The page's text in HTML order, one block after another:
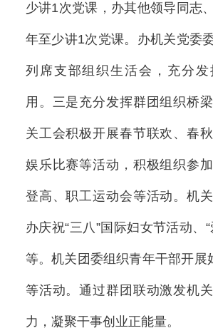
少讲1次党课，办其他领导同志
年至少讲1次党课。办机关党委
列席支部组织生活会，充分
用。三是充分发挥群团组织桥
关工会积极开展春节联欢、春
娱乐比赛等活动，积极组织参
登高、职工运动会等活动。机
办庆祝“三八”国际妇女节活动、
等。机关团委组织青年干部开展
等活动。通过群团联动激发机
力，凝聚干事创业正能量。